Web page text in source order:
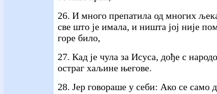
26. И много препатила од многих
све што је имала, и ништа јој није
горе било,
27. Кад је чула за Исуса, дође с
остраг хаљине његове.
28. Јер говораше у себи: Ако се само